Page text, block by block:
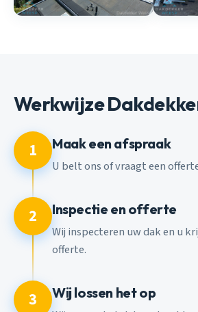
Werkwijze
1 Maak een afspraak
U belt ons of vraagt een
2 Inspectie en offerte
Wij inspecteren uw dak en u
offerte.
3 Wij lossen het op